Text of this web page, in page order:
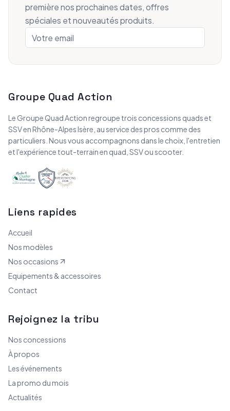
première nos prochaines dates, offres
spéciales et nouveautés produits.
Groupe Quad Action
Le Groupe Quad Action regroupe trois concessions quads et
SSV en Rhône-Alpes Isère, au service des pros comme des
particuliers. Nous vous accompagnons dans le choix, l'entretien
et l'expérience tout-terrain en quad, SSV ou scooter.
Liens rapides
Accueil
Nos modèles
Nos occasions
Equipements & accessoires
Contact
Rejoignez la tribu
Nos concessions
À propos
Les événements
La promo du mois
Actualités